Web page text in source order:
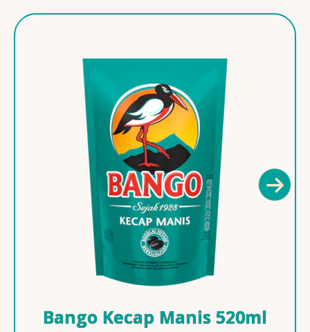
Bango Kecap Manis 520ml